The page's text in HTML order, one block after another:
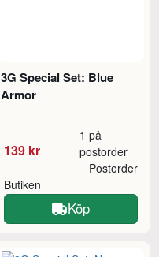
3G Special Set: Blue
Armor
139 kr
1 på
postorder
Butiken
Postorder
Köp